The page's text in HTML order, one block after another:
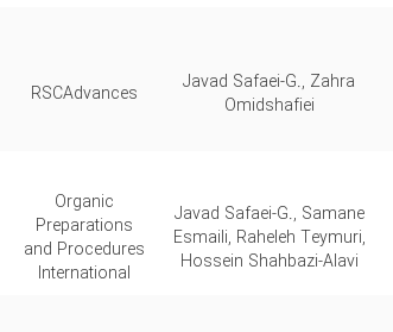
Javad Safaei-G., Zahra
Omidshafiei
RSCAdvances
Javad Safaei-G., Samane
Esmaili, Raheleh Teymuri,
Hossein Shahbazi-Alavi
Organic
Preparations
and Procedures
International